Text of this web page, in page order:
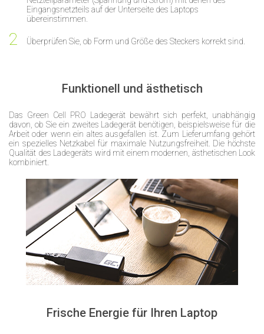
Eingangsnetzteils auf der Unterseite des Laptops
übereinstimmen.
Überprüfen Sie, ob Form und Größe des Steckers korrekt sind.
Funktionell und ästhetisch
Das Green Cell PRO Ladegerät bewährt sich perfekt, unabhängig
davon, ob Sie ein zweites Ladegerät benötigen, beispielsweise für die
Arbeit oder wenn ein altes ausgefallen ist. Zum Lieferumfang gehört
ein spezielles Netzkabel für maximale Nutzungsfreiheit. Die höchste
Qualität des Ladegeräts wird mit einem modernen, ästhetischen Look
kombiniert.
Frische Energie für Ihren Laptop